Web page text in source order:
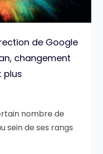
de Google
changement
plus
nombre de
sein de ses rangs